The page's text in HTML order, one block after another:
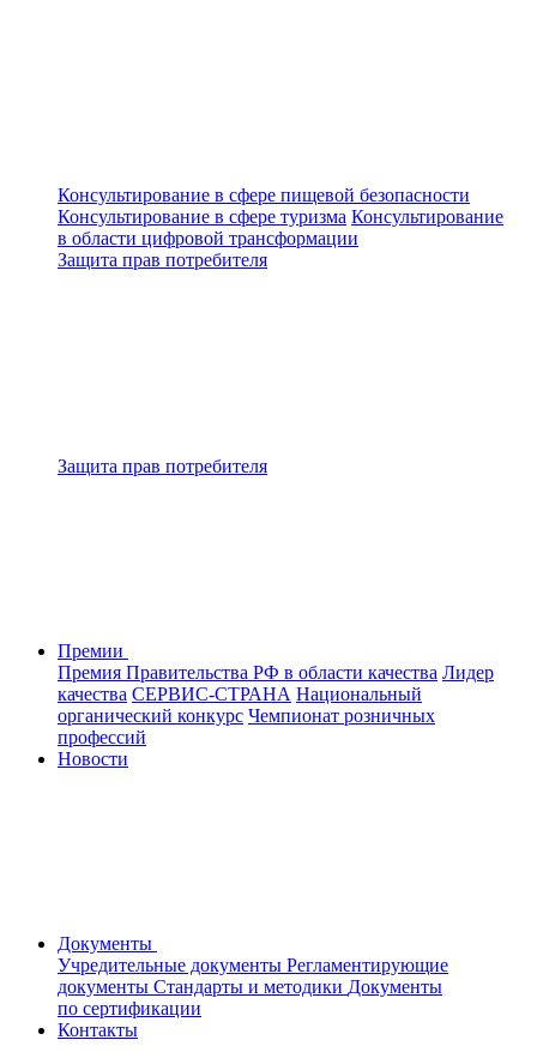
Консультирование в сфере пищевой безопасности
Консультирование в сфере туризма Консультирование
в области цифровой трансформации
Защита прав потребителя
Защита прав потребителя
Премии
Премия Правительства РФ в области качества Лидер
качества СЕРВИС-СТРАНА Национальный
органический конкурс Чемпионат розничных
профессий
Новости
Документы
Учредительные документы Регламентирующие
документы Стандарты и методики Документы
по сертификации
Контакты